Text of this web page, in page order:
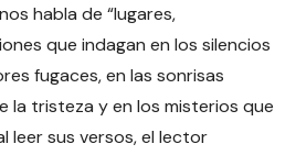
habla de “lugares,
que indagan en los silencios
fugaces, en las sonrisas
la tristeza y en los misterios que
leer sus versos, el lector